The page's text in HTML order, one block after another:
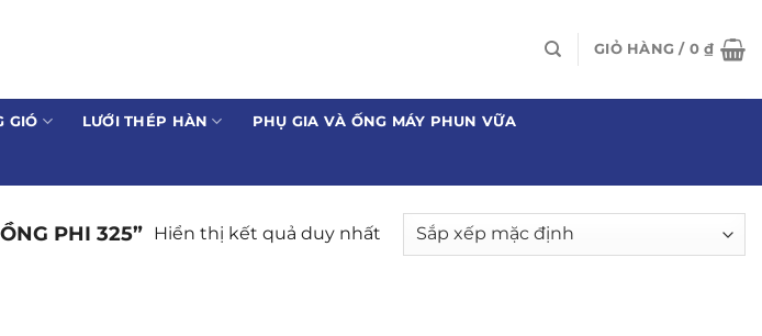
GIỎ HÀNG / 0₫
GIÓ LƯỚI THÉP HÀN PHỤ GIA VÀ ỐNG MÁY PHUN VỮA
PHI 325” Hiển thị kết quả duy nhất